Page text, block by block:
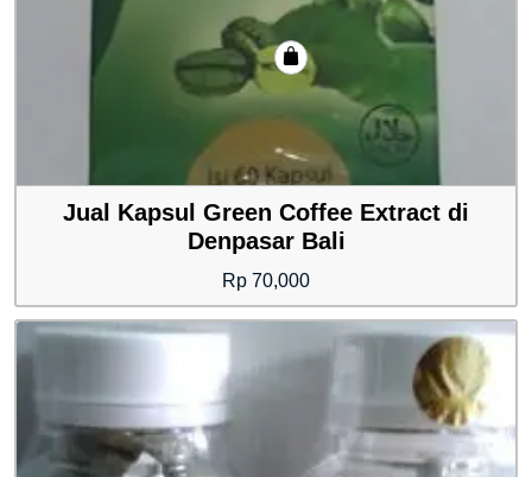
Jual Kapsul Green Coffee Extract di
Denpasar Bali
Rp 70,000